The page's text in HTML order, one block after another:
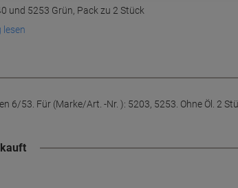
und 5253 Grün, Pack zu 2 Stück
lesen
6/53. Für (Marke/Art. -Nr. ): 5203, 5253. Ohne Öl. 2